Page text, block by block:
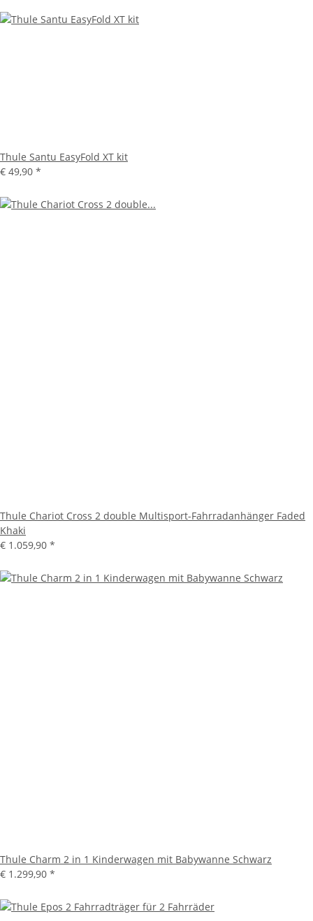
Thule Santu EasyFold XT kit
€ 49,90 *
Thule Chariot Cross 2 double Multisport-Fahrradanhänger Faded
Khaki
€ 1.059,90 *
Thule Charm 2 in 1 Kinderwagen mit Babywanne Schwarz
€ 1.299,90 *